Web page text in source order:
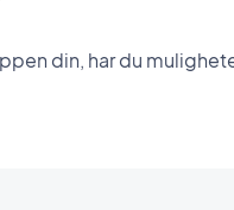
din, har du